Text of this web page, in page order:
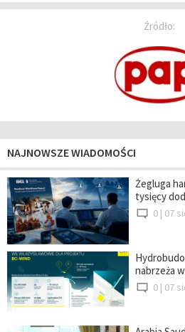
Źródło:
NAJNOWSZE WIADOMOŚCI
Żegluga
tysięcy
0 | 07
nabrzeża
0 | 07